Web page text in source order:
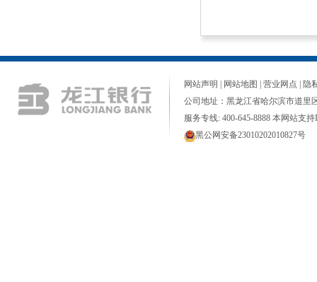
网站声明 网站地图 营业网点
隐
公司地址：黑龙江省哈尔滨市道里
服务专线: 400-645-8888 本网站支持
黑公网安备23010202010827号